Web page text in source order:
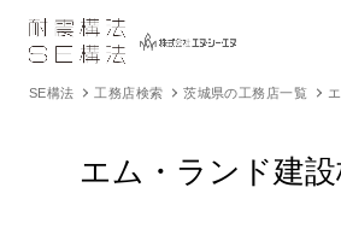
SE構法 工務店検索 茨城県の工務店一覧
エム・ランド建